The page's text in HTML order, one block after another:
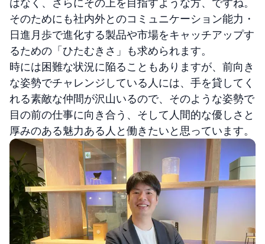
そのためにも社内外とのコミュニケーション能力・
日進月歩で進化する製品や市場をキャッチアップす
るための「ひたむきさ」も求められます。
時には困難な状況に陥ることもありますが、前向き
な姿勢でチャレンジしている人には、手を貸してく
れる素敵な仲間が沢山いるので、そのような姿勢で
目の前の仕事に向き合う、そして人間的な優しさと
厚みのある魅力ある人と働きたいと思っています。